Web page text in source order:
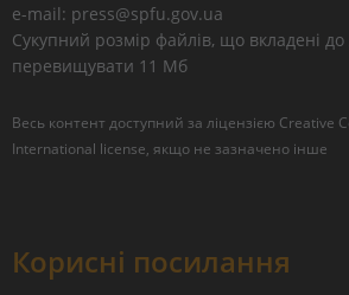
e-mail: press@spfu.gov.ua
Сукупний розмір файлів, що вкладені
перевищувати 11 Мб
Весь контент доступний за ліцензією Creative
International license, якщо не зазначено інше
Корисні посилання